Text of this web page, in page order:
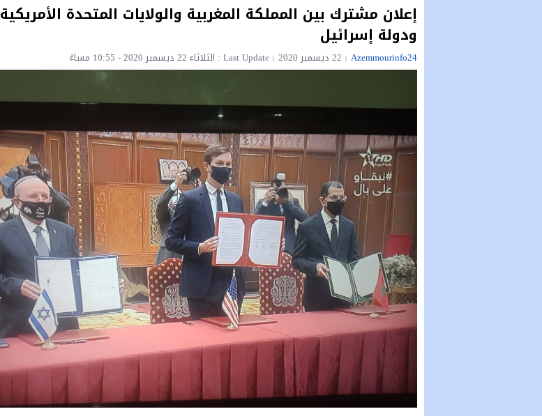
إعلان مشترك بين المملكة المغربية والولايات المتحدة الأمريكية
ودولة إسرائيل
Azemmourinfo24 22 ديسمبر 2020 Last Update : الثلاثاء 22 ديسمبر 2020 - 10:55 مساءً